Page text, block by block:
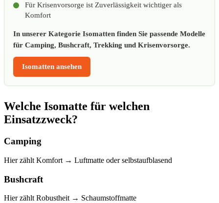
Für Krisenvorsorge ist Zuverlässigkeit wichtiger als
Komfort
In unserer Kategorie Isomatten finden Sie passende Modelle
für Camping, Bushcraft, Trekking und Krisenvorsorge.
Isomatten ansehen
Welche Isomatte für welchen
Einsatzzweck?
Camping
Hier zählt Komfort → Luftmatte oder selbstaufblasend
Bushcraft
Hier zählt Robustheit → Schaumstoffmatte